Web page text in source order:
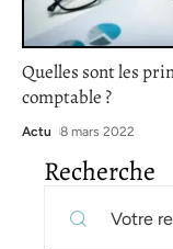
Quelles sont les
comptable ?
Actu 8 mars 2022
Recherche